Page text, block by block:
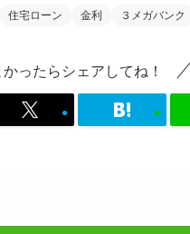
住宅ローン 金利 ３メガバンク
かったらシェアしてね！